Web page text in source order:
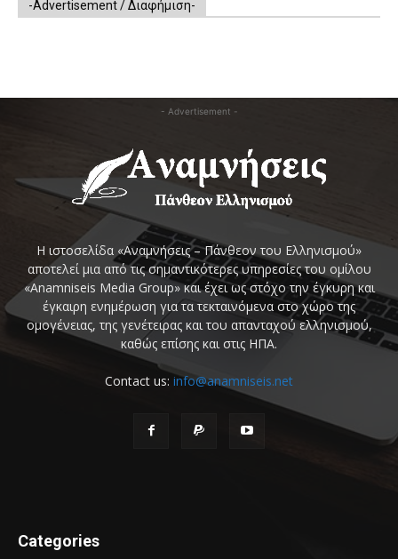
-Advertisement / Διαφήμιση-
- Advertisement -
Η ιστοσελίδα «Αναμνήσεις – Πάνθεον του Ελληνισμού»
αποτελεί μια από τις σημαντικότερες υπηρεσίες του ομίλου
«Anamniseis Media Group» και έχει ως στόχο την έγκυρη και
έγκαιρη ενημέρωση για τα τεκταινόμενα στο χώρο της
ομογένειας, της γενέτειρας και του απανταχού ελληνισμού,
καθώς επίσης και στις ΗΠΑ.
Contact us: info@anamniseis.net
Categories